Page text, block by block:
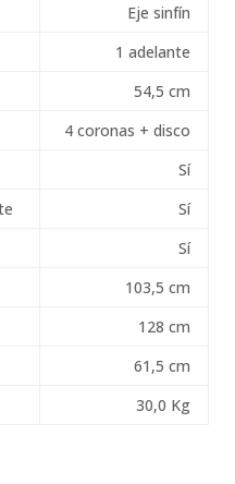
Eje sinfín
1 adelante
54,5 cm
4 coronas + disco
Sí
Sí
Sí
103,5 cm
128 cm
61,5 cm
30,0 Kg